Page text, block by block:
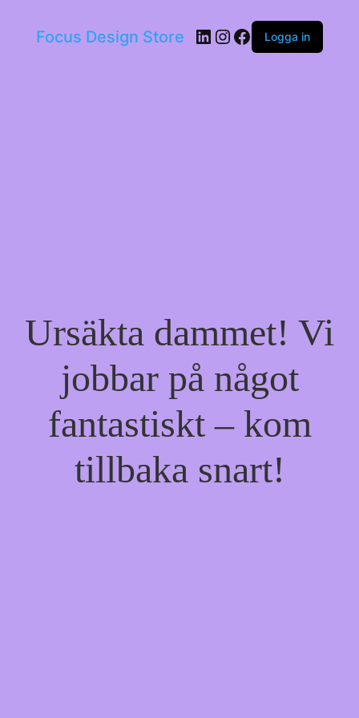
Focus Design Store LinkedIn
Instagram
Facebook
Logga in
Ursäkta dammet! Vi
jobbar på något
fantastiskt – kom
tillbaka snart!